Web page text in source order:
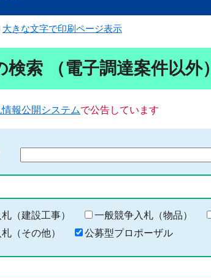
大きな文字で印刷ページ表示
検索 （電子調達案件以外）
情報公開システムで公告しています
る
キ
ー
ー
（建設工事） 一般競争入札（物品）
（その他）
公募型プロポーザル